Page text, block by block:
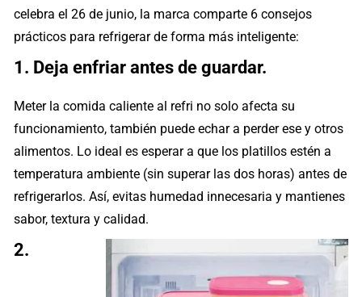
celebra el 26 de junio, la marca comparte 6 consejos
prácticos para refrigerar de forma más inteligente:
1. Deja enfriar antes de guardar.
Meter la comida caliente al refri no solo afecta su
funcionamiento, también puede echar a perder ese y otros
alimentos. Lo ideal es esperar a que los platillos estén a
temperatura ambiente (sin superar las dos horas) antes de
refrigerarlos. Así, evitas humedad innecesaria y mantienes
sabor, textura y calidad.
2.